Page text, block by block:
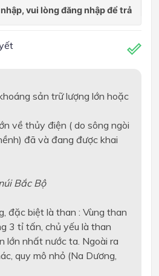
sản trữ lượng lớn hoặc
về thủy điện ( do sông ngòi
đã và đang được khai
Bắc Bộ
đặc biệt là than : Vùng than
3 tỉ tấn, chủ yếu là than
lớn nhất nước ta. Ngoài ra
quy mô nhỏ (Na Dương,